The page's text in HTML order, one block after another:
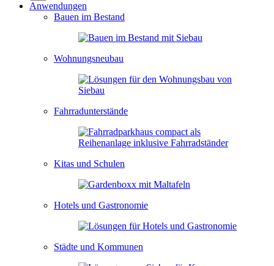
Anwendungen
Bauen im Bestand
Wohnungsneubau
Fahrradunterstände
Kitas und Schulen
Hotels und Gastronomie
Städte und Kommunen